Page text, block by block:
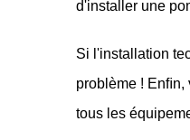
d'installer une
Si l'installation
problème !
tous les